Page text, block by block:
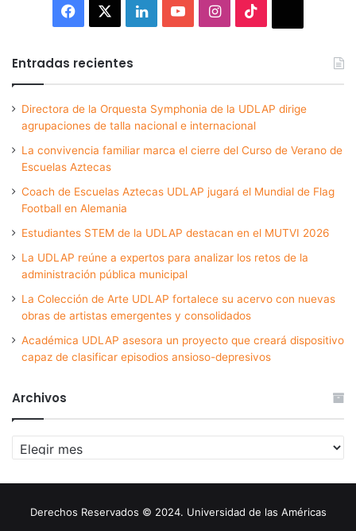
Facebook LinkedInYouTubeInstagram
Entradas recientes
Directora de la Orquesta Symphonia de la UDLAP dirige
agrupaciones de talla nacional e internacional
La convivencia familiar marca el cierre del Curso de Verano de
Escuelas Aztecas
Coach de Escuelas Aztecas UDLAP jugará el Mundial de Flag
Football en Alemania
Estudiantes STEM de la UDLAP destacan en el MUTVI 2026
La UDLAP reúne a expertos para analizar los retos de la
administración pública municipal
La Colección de Arte UDLAP fortalece su acervo con nuevas
obras de artistas emergentes y consolidados
Académica UDLAP asesora un proyecto que creará dispositivo
capaz de clasificar episodios ansioso-depresivos
Archivos
Archivos
Derechos Reservados © 2024. Universidad de las Américas